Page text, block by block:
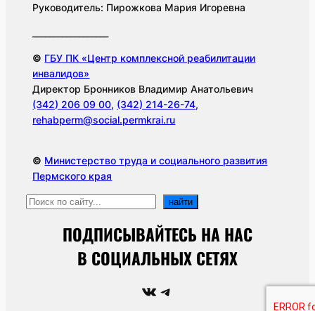
Руководитель: Пирожкова Мария Игоревна
© ГБУ ПК «Центр комплексной реабилитации
инвалидов»
Директор Бронников Владимир Анатольевич
(342) 206 09 00, (342) 214-26-74,
rehabperm@social.permkrai.ru
© Министерство труда и социального развития
Пермского края
найти
ПОДПИСЫВАЙТЕСЬ НА НАС
В СОЦИАЛЬНЫХ СЕТЯХ
ВКонтакте Telegram